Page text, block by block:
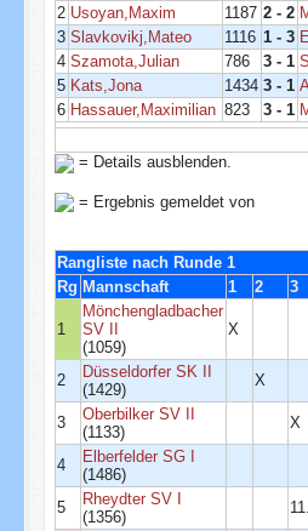
2 Usoyan,Maxim 1187 2 - 2
3 Slavkovikj,Mateo 1116 1 - 3
4 Szamota,Julian 786 3 - 1
5 Kats,Jona 1434 3 - 1
6 Hassauer,Maximilian 823 3 - 1
= Details ausblenden.
= Ergebnis gemeldet von
Rangliste nach Runde 1
Rg Mannschaft 1 2 3
1
Mönchengladbacher
SV II
(1059)
X
2
Düsseldorfer SK II
(1429)
X
3
Oberbilker SV II
(1133)
X
4
Elberfelder SG I
(1486)
5
Rheydter SV I
(1356)